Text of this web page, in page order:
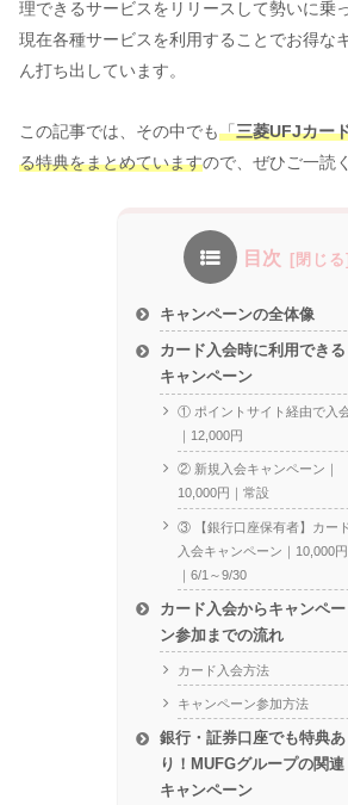
理できるサービスをリリースして勢いに乗
現在各種サービスを利用することでお得な
ん打ち出しています。
この記事では、その中でも「三菱UFJカー
る特典をまとめていますので、ぜひご一読
目次
キャンペーンの全体像
カード入会時に利用できる
キャンペーン
① ポイントサイト経由で入
｜12,000円
② 新規入会キャンペーン｜
10,000円｜常設
③ 【銀行口座保有者】カー
入会キャンペーン｜10,000円
｜6/1～9/30
カード入会からキャンペー
ン参加までの流れ
カード入会方法
キャンペーン参加方法
銀行・証券口座でも特典あ
り！MUFGグループの関連
キャンペーン